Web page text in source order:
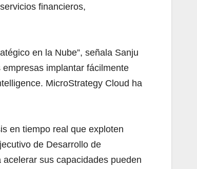
financieros,
en la Nube”, señala Sanju
implantar fácilmente
MicroStrategy Cloud ha
en tiempo real que exploten
de Desarrollo de
sus capacidades pueden